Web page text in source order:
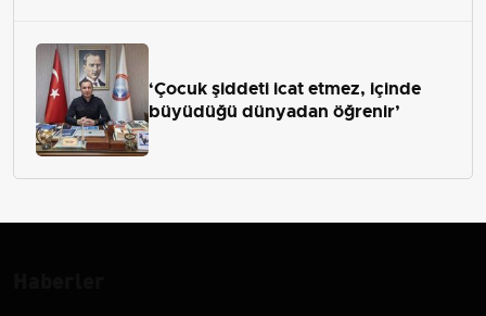
‘Çocuk şiddeti icat etmez, içinde
büyüdüğü dünyadan öğrenir’